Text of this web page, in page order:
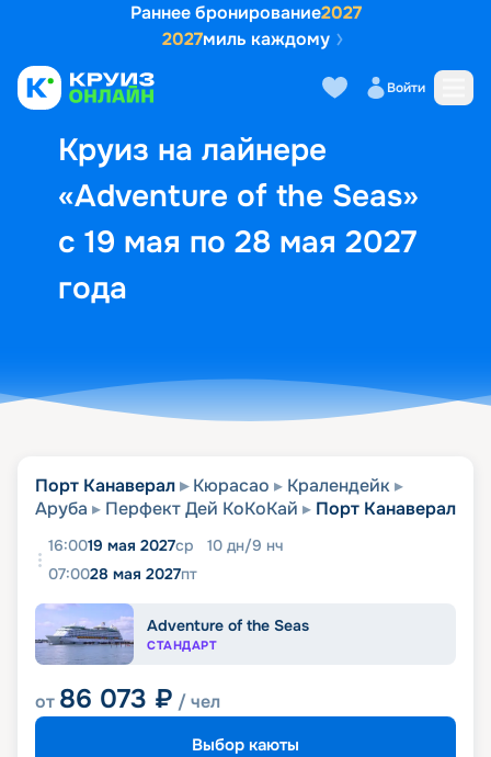
Раннее бронирование2027
2027миль каждому
Войти
Круиз на лайнере
«Adventure of the Seas»
с 19 мая по 28 мая 2027
года
Выбор кают Маршрут и
Порт Канаверал Кюрасао
Кралендейк
Аруба
Перфект Дей КоКоКай Порт Канаверал
16:0019 мая 2027ср 10 дн/9 нч
07:0028 мая 2027пт
Adventure of the Seas
СТАНДАРТ
от 86 073 ₽ / чел
Выбор каюты